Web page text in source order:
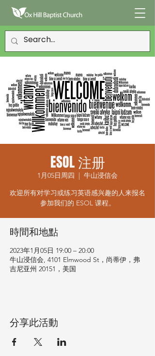
ESOL 注册
1月05日周四
  |
牛山浸信会
欢迎所有对学习或练习英语感兴趣的人来报名
参加我们的 ESOL 课程。
時間和地點
2023年1月05日 19:00 – 20:00
牛山浸信会, 4101 Elmwood St，尚蒂伊，弗
吉尼亚州 20151，美国
分享此活動